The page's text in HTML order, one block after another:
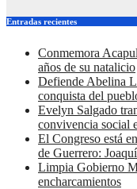
Entradas recientes
Conmemora
años de su natalicio
Defiende Abelina
conquista del
Evelyn Salgado
convivencia social
El Congreso está
de Guerrero:
Limpia Gobierno
encharcamientos